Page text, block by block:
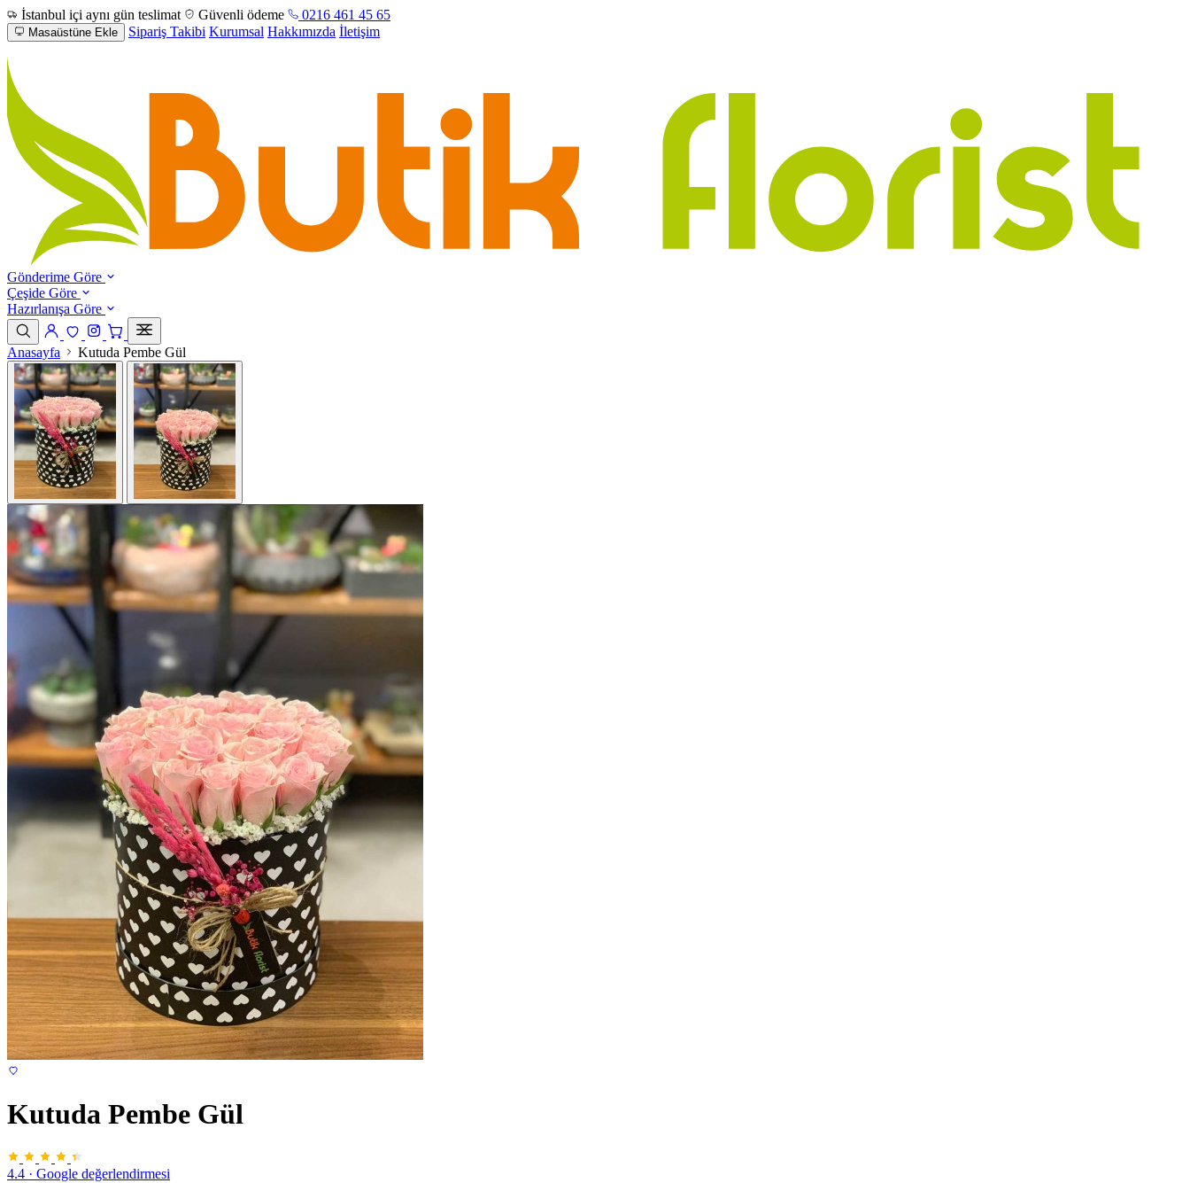
İstanbul içi aynı gün teslimat Güvenli ödeme 0216 461 45 65
Masaüstüne Ekle Sipariş Takibi Kurumsal Hakkımızda İletişim
Gönderime Göre
Çeşide Göre
Hazırlanışa Göre
Anasayfa Kutuda Pembe Gül
Kutuda Pembe Gül
4.4 · Google değerlendirmesi